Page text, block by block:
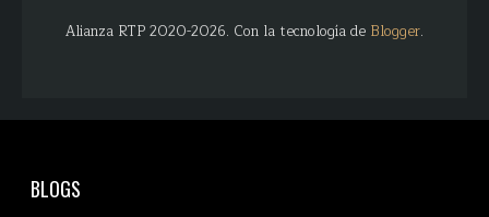
Alianza RTP 2020-2026. Con la tecnología de Blogger.
BLOGS